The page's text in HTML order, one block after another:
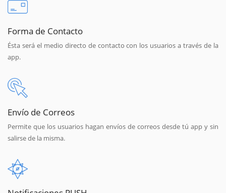
Forma de Contacto
Ésta será el medio directo de contacto con los usuarios a través de la
app.
Envío de Correos
Permite que los usuarios hagan envíos de correos desde tú app y sin
salirse de la misma.